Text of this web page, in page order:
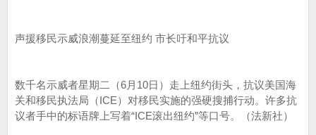
声援移民示威浪潮蔓延至纽约 市长吁和平抗议
数千名示威者星期二（6月10日）走上纽约街头，抗议美国海
关和移民执法局（ICE）对移民实施的强硬搜捕行动。许多抗
议者手中的标语牌上写着“ICE滚出纽约”等口号。（法新社）